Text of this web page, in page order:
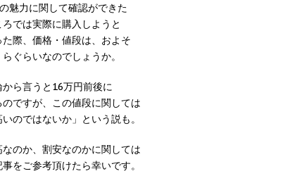
魅力に関して確認ができた
ろでは実際に購入しようと
た際、価格・値段は、およそ
らぐらいなのでしょうか。
から言うと16万円前後に
のですが、この値段に関しては
いのではないか」という説も。
なのか、割安なのかに関しては
事をご参考頂けたら幸いです。